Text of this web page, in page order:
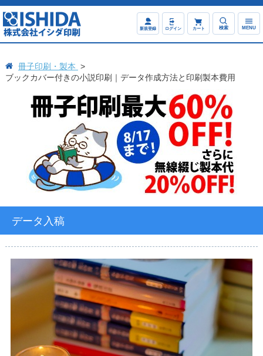
新規登録 ログイン カート 検索 MENU
冊子印刷・製本
ブックカバー付きの小説印刷｜データ作成方法と印刷製本費用
データ入稿